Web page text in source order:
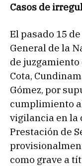
Casos de
El pasado 15
General de la
de
Cota,
Gómez, por
cumplimiento
vigilancia en la
Prestación de
como grave a